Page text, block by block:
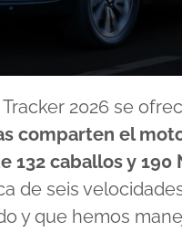
2026 se
comparten el
132 caballos y 190
de seis
y que hemos